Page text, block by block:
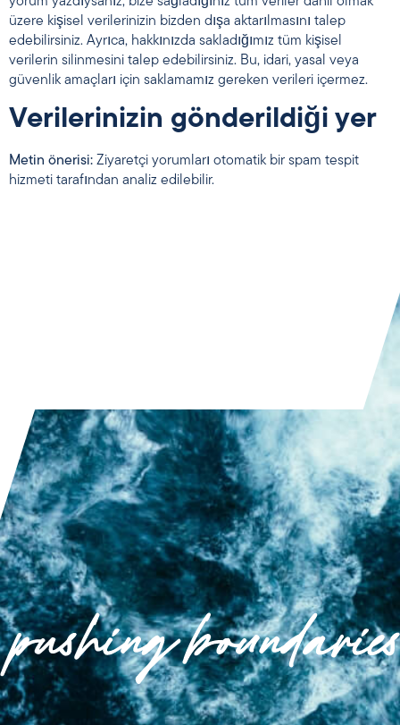
üzere kişisel verilerinizin bizden dışa aktarılmasını talep
edebilirsiniz. Ayrıca, hakkınızda sakladığımız tüm kişisel
verilerin silinmesini talep edebilirsiniz. Bu, idari, yasal veya
güvenlik amaçları için saklamamız gereken verileri içermez.
Verilerinizin gönderildiği yer
Metin önerisi: Ziyaretçi yorumları otomatik bir spam tespit
hizmeti tarafından analiz edilebilir.